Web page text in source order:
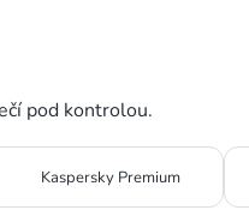
pod kontrolou.
Kaspersky Premium